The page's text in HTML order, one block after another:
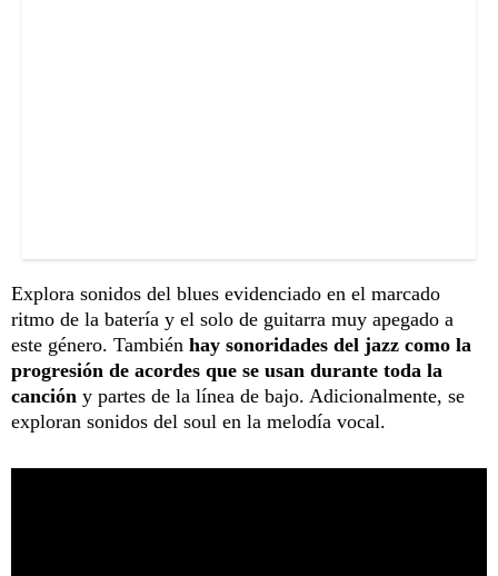
Explora sonidos del blues evidenciado en el marcado
ritmo de la batería y el solo de guitarra muy apegado a
este género. También hay sonoridades del jazz como la
progresión de acordes que se usan durante toda la
canción y partes de la línea de bajo. Adicionalmente, se
exploran sonidos del soul en la melodía vocal.